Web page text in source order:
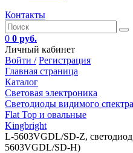
Контакты
0 0 руб.
Личный кабинет
Войти / Регистрация
Главная страница
Каталог
Световая электроника
Светодиоды видимого спектра
Flat Top и овальные
Kingbright
L-5603VGDL/SD-Z,
5603VGDL/SD-H)